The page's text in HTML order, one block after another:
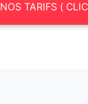
NOS TARIFS (